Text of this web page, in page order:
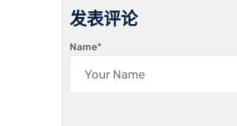
发表评论
Name*